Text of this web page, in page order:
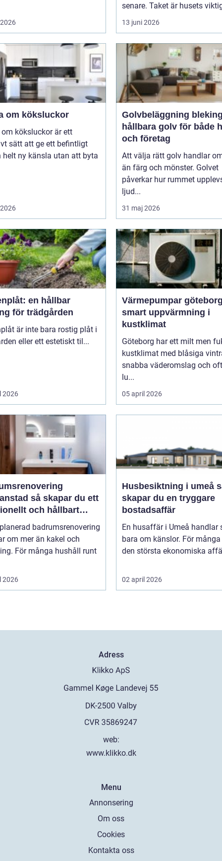
senare. Taket är husets
13 juni 2026
om köksluckor
köksluckor är ett
sätt att ge ett befintligt
helt ny känsla utan att byta
Golvbeläggning
hållbara golv för både
och företag
Att välja rätt golv handlar
än färg och mönster. Golvet
påverkar hur rummet
ljud...
31 maj 2026
en hållbar
för trädgården
är inte bara rostig plåt i
eller ett estetiskt til...
2026
Värmepumpar
smart uppvärmning i
kustklimat
Göteborg har ett milt men
kustklimat med blåsiga
snabba väderomslag och
lu...
05 april 2026
skapar du ett
och hållbart
badrumsrenovering
om mer än kakel och
För många hushåll runt
2026
Husbesiktning i umeå så
skapar du en tryggare
bostadsaffär
En husaffär i Umeå handlar
bara om känslor. För
den största ekonomiska
02 april 2026
Adress
web:
www.klikko.dk
Menu
Annonsering
Om oss
Cookies
Kontakta oss